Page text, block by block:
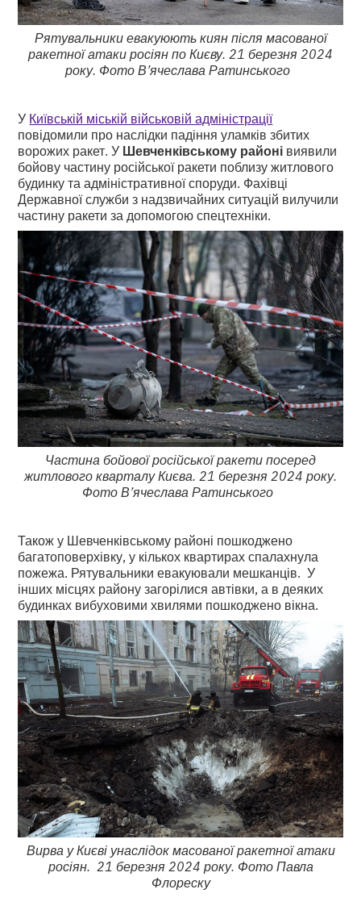
Рятувальники евакуюють киян після масованої
ракетної атаки росіян по Києву. 21 березня 2024
року. Фото В’ячеслава Ратинського
У Київській міській військовій адміністрації
повідомили про наслідки падіння уламків збитих
ворожих ракет. У Шевченківському районі виявили
бойову частину російської ракети поблизу житлового
будинку та адміністративної споруди. Фахівці
Державної служби з надзвичайних ситуацій вилучили
частину ракети за допомогою спецтехніки.
Частина бойової російської ракети посеред
житлового кварталу Києва. 21 березня 2024 року.
Фото В’ячеслава Ратинського
Також у Шевченківському районі пошкоджено
багатоповерхівку, у кількох квартирах спалахнула
пожежа. Рятувальники евакуювали мешканців. У
інших місцях району загорілися автівки, а в деяких
будинках вибуховими хвилями пошкоджено вікна.
Вирва у Києві унаслідок масованої ракетної атаки
росіян. 21 березня 2024 року. Фото Павла
Флореску